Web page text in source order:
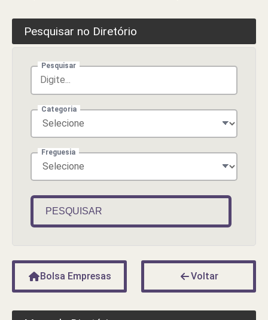
Pesquisar no Diretório
Pesquisar
Categoria
Freguesia
PESQUISAR
Bolsa Empresas Voltar